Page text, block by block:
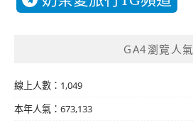
GA4瀏覽人氣
線上人數：1,049
本年人氣：673,133